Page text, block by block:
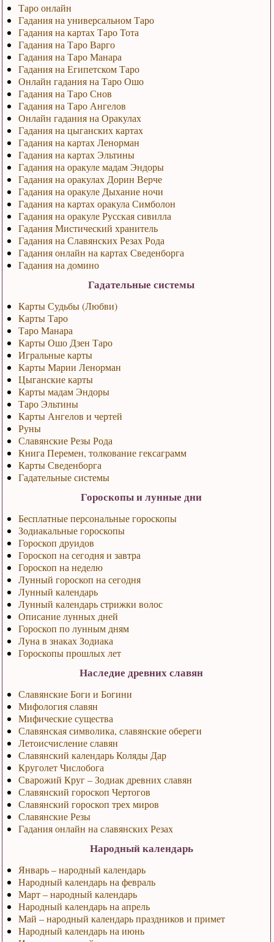
Таро онлайн
Гадания на универсальном Таро
Гадания на картах Таро Тота
Гадания на Таро Варго
Гадания на Таро Манара
Гадания на Египетском Таро
Онлайн гадания на Таро Ошо
Гадания на Таро Снов
Гадания на Таро Ангелов
Онлайн гадания на Оракулах
Гадания на цыганских картах
Гадания на картах Ленорман
Гадания на картах Эльтины
Гадания на оракуле мадам Эндоры
Гадания на оракулах Дорин Верче
Гадания на оракуле Дыхание ночи
Гадания на картах оракула Симболон
Гадания на оракуле Русская сивилла
Гадания Мистический хранитель
Гадания на Славянских Резах Рода
Гадания онлайн на картах Сведенборга
Гадания на домино
Гадательные системы
Карты Судьбы (Любви)
Карты Таро
Таро Манара
Карты Ошо Дзен Таро
Игральные карты
Карты Марии Ленорман
Цыганские карты
Карты мадам Эндоры
Таро Эльтины
Карты Ангелов и чертей
Руны
Славянские Резы Рода
Книга Перемен, толкование гексаграмм
Карты Сведенборга
Гадательные системы
Гороскопы и лунные дни
Бесплатные персональные гороскопы
Зодиакальные гороскопы
Гороскоп друидов
Гороскоп на сегодня и завтра
Гороскоп на неделю
Лунный гороскоп на сегодня
Лунный календарь
Лунный календарь стрижки волос
Описание лунных дней
Гороскоп по лунным дням
Луна в знаках Зодиака
Гороскопы прошлых лет
Наследие древних славян
Славянские Боги и Богини
Мифология славян
Мифические существа
Славянская символика, славянские обереги
Летоисчисление славян
Славянский календарь Коляды Дар
Круголет Числобога
Сварожий Круг – Зодиак древних славян
Славянский гороскоп Чертогов
Славянский гороскоп трех миров
Славянские Резы
Гадания онлайн на славянских Резах
Народный календарь
Январь – народный календарь
Народный календарь на февраль
Март – народный календарь
Народный календарь на апрель
Май – народный календарь праздников и примет
Народный календарь на июнь